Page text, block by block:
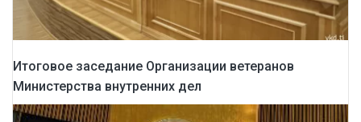
Итоговое заседание Организации ветеранов
Министерства внутренних дел